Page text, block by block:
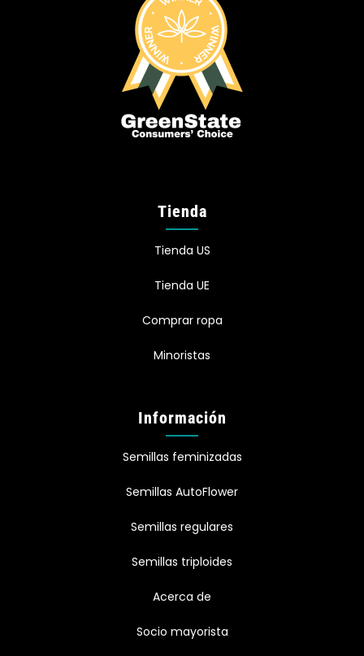
Tienda
Tienda US
Tienda UE
Comprar ropa
Minoristas
Información
Semillas feminizadas
Semillas AutoFlower
Semillas regulares
Semillas triploides
Acerca de
Socio mayorista